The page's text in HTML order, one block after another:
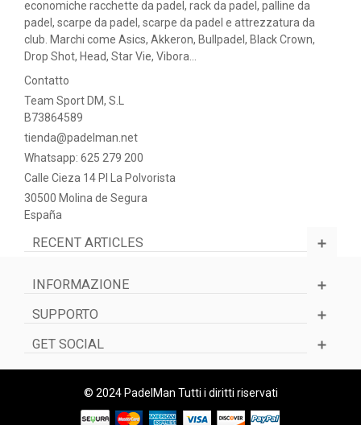
economiche racchette da padel, rack da padel, palline da
padel, scarpe da padel, scarpe da padel e attrezzatura da
club. Marchi come Asics, Akkeron, Bullpadel, Black Crown,
Drop Shot, Head, Star Vie, Vibora...
Contatto
Team Sport DM, S.L
B73864589
tienda@padelman.net
Whatsapp: 625 279 200
Calle Cieza 14 PI La Polvorista
30500 Molina de Segura
España
RECENT ARTICLES
INFORMAZIONE
SUPPORTO
GET SOCIAL
© 2024 PadelMan Tutti i diritti riservati